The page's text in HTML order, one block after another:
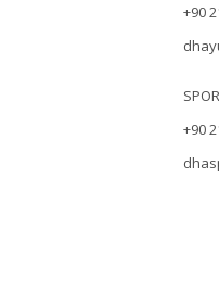
+90
+90